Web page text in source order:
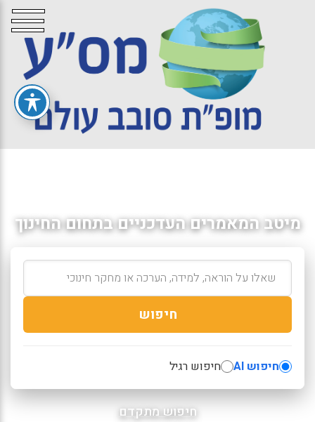
מיטב המאמרים העדכניים בתחום החינוך
חיפוש
חיפוש AI חיפוש רגיל
חיפוש מתקדם